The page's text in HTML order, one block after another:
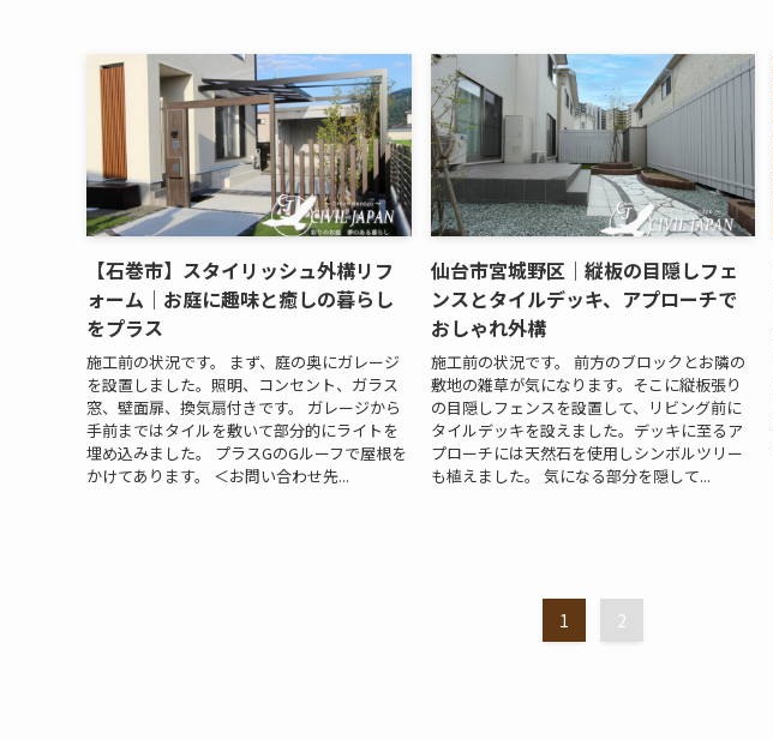
【石巻市】スタイリッシュ外構リフ
ォーム｜お庭に趣味と癒しの暮らし
をプラス
施工前の状況です。 まず、庭の奥にガレージ
を設置しました。照明、コンセント、ガラス
窓、壁面扉、換気扇付きです。 ガレージから
手前まではタイルを敷いて部分的にライトを
埋め込みました。 プラスGのGルーフで屋根を
かけてあります。 ＜お問い合わせ先...
仙台市宮城野区｜縦板の目隠しフェ
ンスとタイルデッキ、アプローチで
おしゃれ外構
施工前の状況です。 前方のブロックとお隣の
敷地の雑草が気になります。そこに縦板張り
の目隠しフェンスを設置して、リビング前に
タイルデッキを設えました。デッキに至るア
プローチには天然石を使用しシンボルツリー
も植えました。 気になる部分を隠して...
1 2